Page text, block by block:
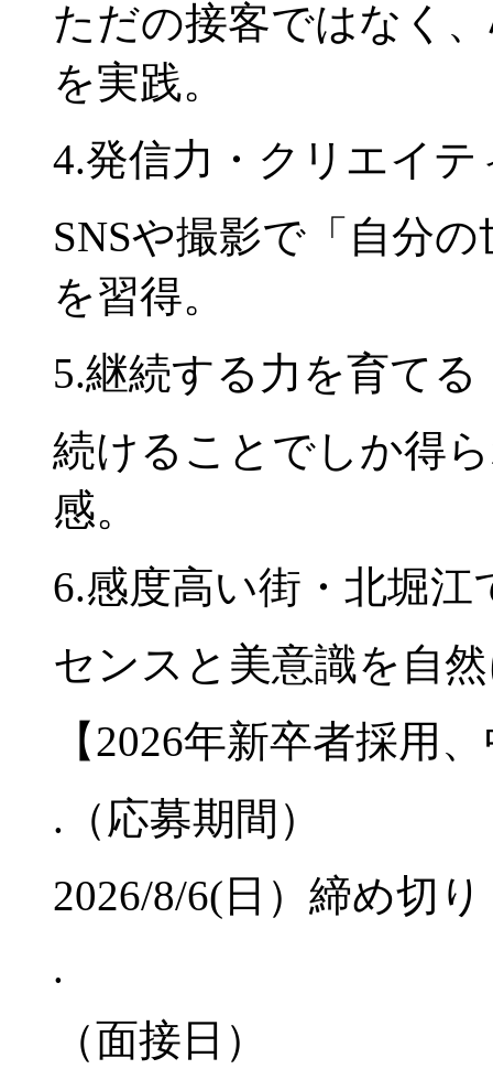
ただの接客ではなく
を実践。
4.発信力・クリエイ
SNSや撮影で「自分
を習得。
5.継続する力を育てる
続けることでしか得
感。
6.感度高い街・北堀江
センスと美意識を自
【2026年新卒者採用
.（応募期間）
2026/8/6(日）締め切
.
（面接日）